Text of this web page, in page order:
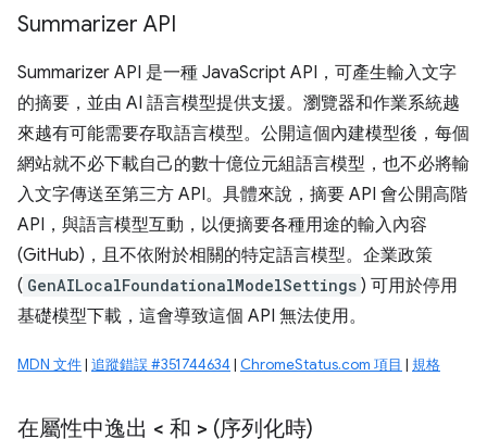
Summarizer API
Summarizer API 是一種 JavaScript API，可產生輸入文字
的摘要，並由 AI 語言模型提供支援。瀏覽器和作業系統越
來越有可能需要存取語言模型。公開這個內建模型後，每個
網站就不必下載自己的數十億位元組語言模型，也不必將輸
入文字傳送至第三方 API。具體來說，摘要 API 會公開高階
API，與語言模型互動，以便摘要各種用途的輸入內容
(GitHub)，且不依附於相關的特定語言模型。企業政策
( GenAILocalFoundationalModelSettings ) 可用於停用
基礎模型下載，這會導致這個 API 無法使用。
MDN 文件| 追蹤錯誤 #351744634 | ChromeStatus.com 項目 | 規格
在屬性中逸出 < 和 > (序列化時)